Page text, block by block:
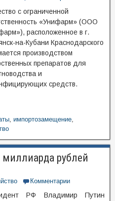
с ограниченной
«Унифарм» (ООО
расположенное в г.
на-Кубани Краснодарского
производством
препаратов для
и
средств.
, импортозамещение,
миллиарда рублей
Комментарии
РФ Владимир Путин